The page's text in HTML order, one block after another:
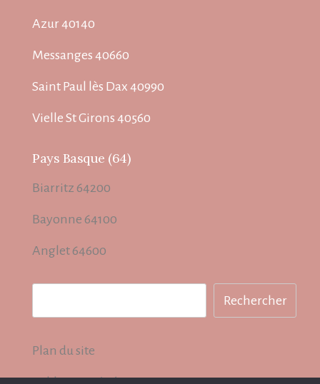
Azur 40140
Messanges 40660
Saint Paul lès Dax 40990
Vielle St Girons 40560
Pays Basque (64)
Biarritz 64200
Bayonne 64100
Anglet 64600
Rechercher
Plan du site